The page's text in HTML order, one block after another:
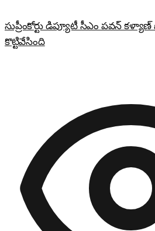
సుప్రీంకోర్టు డిప్యూటీ సీఎం పవన్
కొట్టివేసింది